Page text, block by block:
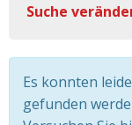
Suche
Es konnten
gefunden